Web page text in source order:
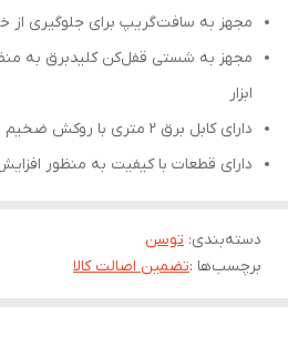
مجهز به سافت‌گریپ برای جلوگیری از
مجهز به شستی قفل‌کن کلیدبرق به
ابزار
دارای کابل برق 2 متری با روکش ضخیم
دارای قطعات با کیفیت به منظور
دسته‌بندی: توسن
برچسب‌ها :تضمین اصالت کالا